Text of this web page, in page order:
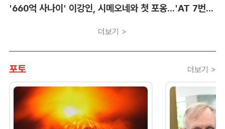
'660억 사나이' 이강인, 시메오네와 첫 포옹...'AT 7번' 데뷔 초읽기
더보기 >
포토 더보기 >